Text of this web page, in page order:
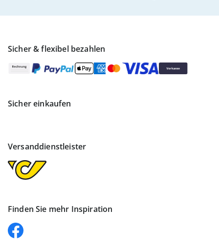
Sicher & flexibel bezahlen
Sicher einkaufen
Versanddienstleister
Finden Sie mehr Inspiration